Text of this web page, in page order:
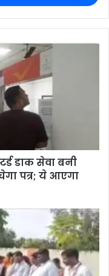
डाक सेवा बनी
पत्र; ये आएगा